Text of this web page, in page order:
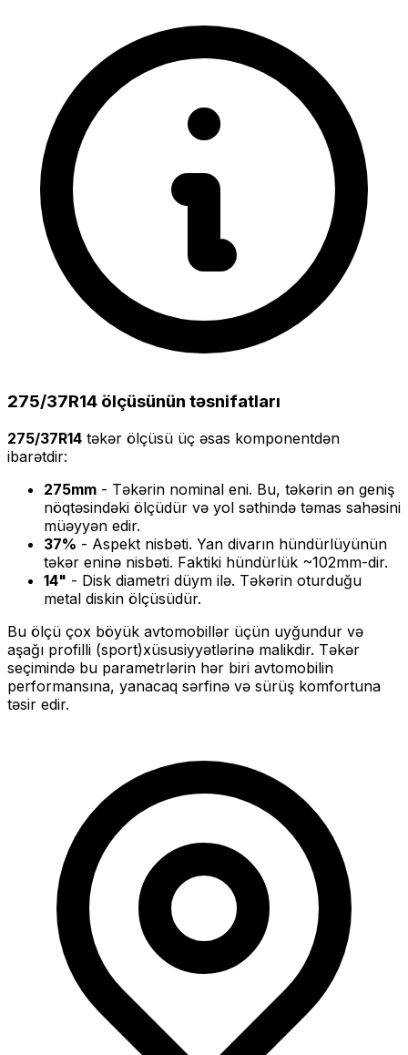
275/37R14 ölçüsünün təsnifatları
275/37R14 təkər ölçüsü üç əsas komponentdən
ibarətdir:
275mm - Təkərin nominal eni. Bu, təkərin ən geniş
nöqtəsindəki ölçüdür və yol səthində təmas sahəsini
müəyyən edir.
37% - Aspekt nisbəti. Yan divarın hündürlüyünün
təkər eninə nisbəti. Faktiki hündürlük ~102mm-dir.
14" - Disk diametri düym ilə. Təkərin oturduğu
metal diskin ölçüsüdür.
Bu ölçü çox böyük avtomobillər üçün uyğundur və
aşağı profilli (sport)xüsusiyyətlərinə malikdir. Təkər
seçimində bu parametrlərin hər biri avtomobilin
performansına, yanacaq sərfinə və sürüş komfortuna
təsir edir.